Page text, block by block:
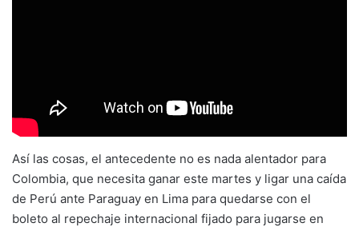
Así las cosas, el antecedente no es nada alentador para
Colombia, que necesita ganar este martes y ligar una caída
de Perú ante Paraguay en Lima para quedarse con el
boleto al repechaje internacional fijado para jugarse en